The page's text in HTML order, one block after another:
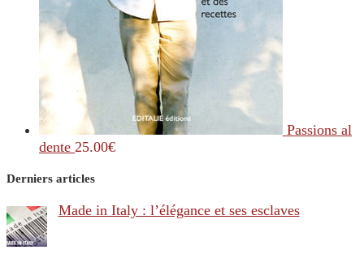
Passions al
dente 25.00€
Derniers articles
Made in Italy : l’élégance et ses esclaves